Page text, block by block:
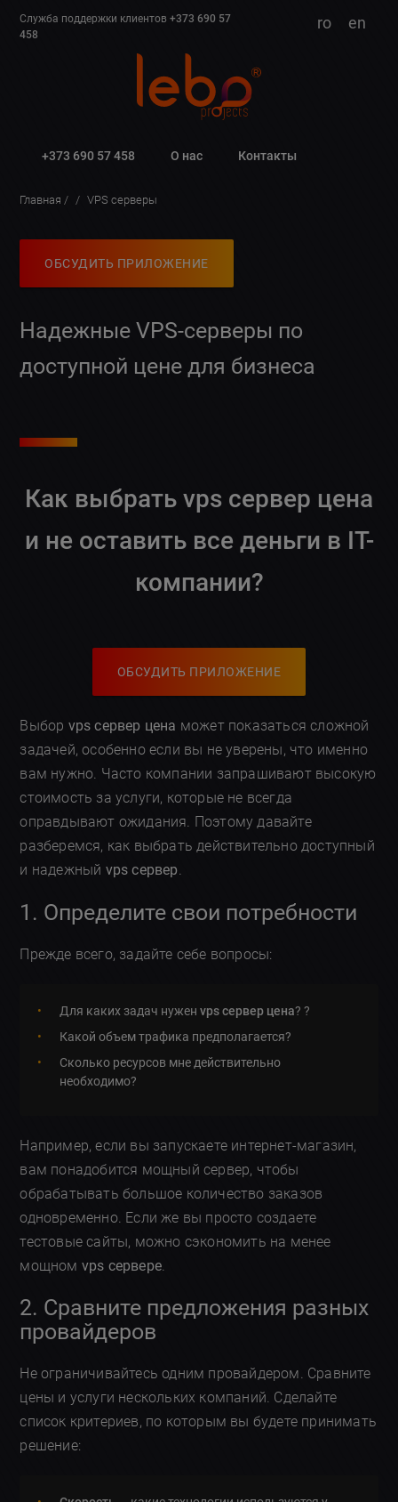
Служба поддержки клиентов+373 690 57
458
ro en
+373 690 57 458 О нас Контакты
Главная VPS серверы
ОБСУДИТЬ ПРИЛОЖЕНИЕ
Надежные VPS-серверы по
доступной цене для бизнеса
Как выбрать vps сервер цена
и не оставить все деньги в IT-
компании?
ОБСУДИТЬ ПРИЛОЖЕНИЕ
Выбор vps сервер цена может показаться сложной
задачей, особенно если вы не уверены, что именно
вам нужно. Часто компании запрашивают высокую
стоимость за услуги, которые не всегда
оправдывают ожидания. Поэтому давайте
разберемся, как выбрать действительно доступный
и надежный vps сервер.
1. Определите свои потребности
Прежде всего, задайте себе вопросы:
Для каких задач нуженvps сервер цена? ?
Какой объем трафика предполагается?
Сколько ресурсов мне действительно
необходимо?
Например, если вы запускаете интернет-магазин,
вам понадобится мощный сервер, чтобы
обрабатывать большое количество заказов
одновременно. Если же вы просто создаете
тестовые сайты, можно сэкономить на менее
мощном vps сервере.
2. Сравните предложения разных
провайдеров
Не ограничивайтесь одним провайдером. Сравните
цены и услуги нескольких компаний. Сделайте
список критериев, по которым вы будете принимать
решение: